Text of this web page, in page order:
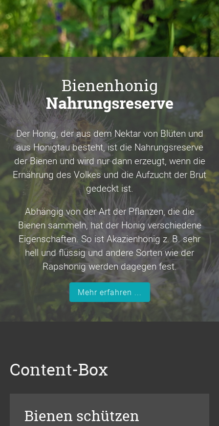
Bienenhonig
Nahrungsreserve
Der Honig, der aus dem Nektar von Blüten und
aus Honigtau besteht, ist die Nahrungsreserve
der Bienen und wird nur dann erzeugt, wenn die
Ernährung des Volkes und die Aufzucht der Brut
gedeckt ist.
Abhängig von der Art der Pflanzen, die die
Bienen sammeln, hat der Honig verschiedene
Eigenschaften. So ist Akazienhonig z. B. sehr
hell und flüssig und andere Sorten wie der
Rapshonig werden dagegen fest.
Mehr erfahren ...
Content-Box
Bienen schützen